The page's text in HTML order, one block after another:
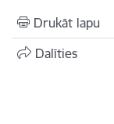
Drukāt lapu
Dalīties